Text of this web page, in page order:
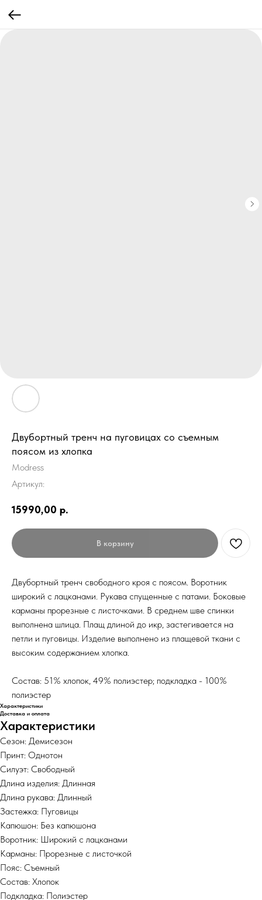
Двубортный тренч на пуговицах со съемным
поясом из хлопка
Modress
Артикул:
15990,00 р.
В корзину
Двубортный тренч свободного кроя с поясом. Воротник
широкий с лацканами. Рукава спущенные с патами. Боковые
карманы прорезные с листочками. В среднем шве спинки
выполнена шлица. Плащ длиной до икр, застегивается на
петли и пуговицы. Изделие выполнено из плащевой ткани с
высоким содержанием хлопка.
Состав: 51% хлопок, 49% полиэстер; подкладка - 100%
полиэстер
Характеристики
Доставка и оплата
Характеристики
Сезон: Демисезон
Принт: Однотон
Силуэт: Свободный
Длина изделия: Длинная
Длина рукава: Длинный
Застежка: Пуговицы
Капюшон: Без капюшона
Воротник: Широкий с лацканами
Карманы: Прорезные с листочкой
Пояс: Съемный
Состав: Хлопок
Подкладка: Полиэстер